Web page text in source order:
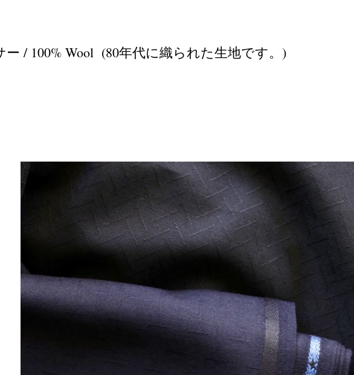
ー / 100% Wool (80年代に織られた生地です。)